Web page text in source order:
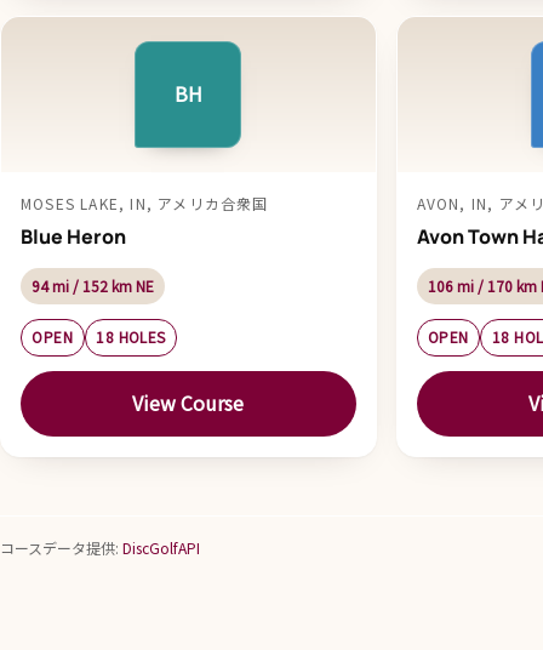
BH
MOSES LAKE, IN, アメリカ合衆国
Blue Heron
94 mi / 152 km NE
OPEN 18 HOLES
View Course
AVON, IN, アメ
Avon Town
106 mi / 170 km
OPEN 18
コースデータ提供: DiscGolfAPI